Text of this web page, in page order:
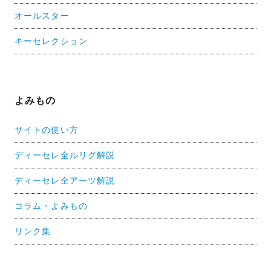
オールスター
キーセレクション
よみもの
サイトの使い方
ディーセレ全ルリグ解説
ディーセレ全アーツ解説
コラム・よみもの
リンク集